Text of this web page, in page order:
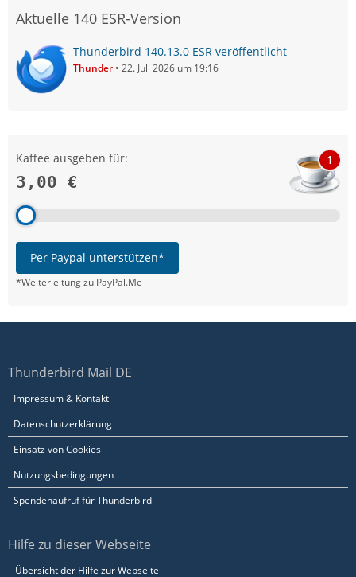
Aktuelle 140 ESR-Version
Thunderbird 140.13.0 ESR veröffentlicht
Thunder 22. Juli 2026 um 19:16
Kaffee ausgeben für:
3,00 €
1
Per Paypal unterstützen*
*Weiterleitung zu PayPal.Me
Thunderbird Mail DE
Impressum & Kontakt
Datenschutzerklärung
Einsatz von Cookies
Nutzungsbedingungen
Spendenaufruf für Thunderbird
Hilfe zu dieser Webseite
Übersicht der Hilfe zur Webseite